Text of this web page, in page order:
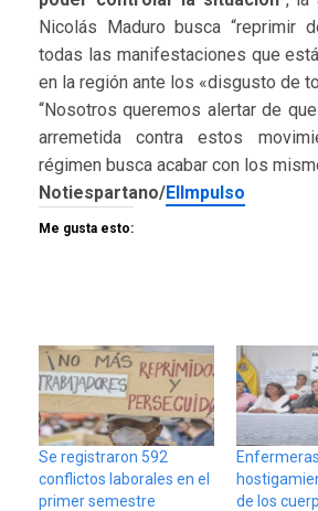
Nicolás Maduro busca “reprimir
todas las manifestaciones que
en la región ante los «disgusto de
“Nosotros queremos alertar de
arremetida contra estos
régimen busca acabar con los
Notiespartano/ElImpulso
Me gusta esto:
Se registraron 592
conflictos laborales en el
primer semestre
de los